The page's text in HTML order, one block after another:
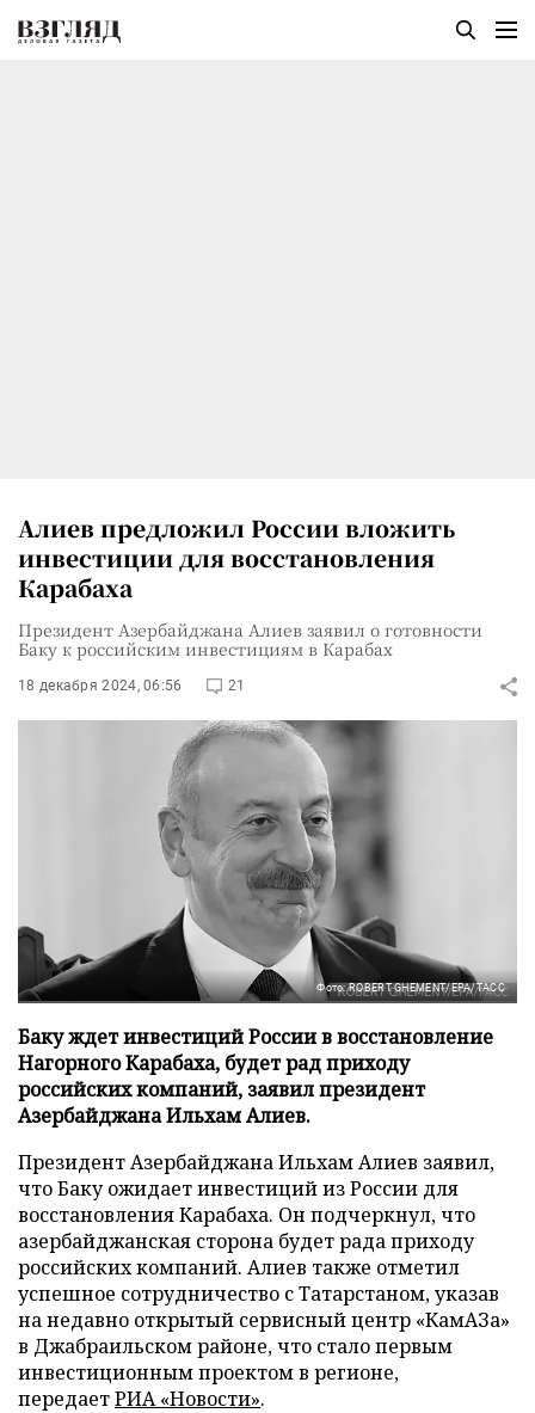
Алиев предложил России вложить
инвестиции для восстановления
Карабаха
Президент Азербайджана Алиев заявил о готовности
Баку к российским инвестициям в Карабах
18 декабря 2024, 06:56 21
Фото: ROBERT GHEMENT/EPA/ТАСС
Баку ждет инвестиций России в восстановление
Нагорного Карабаха, будет рад приходу
российских компаний, заявил президент
Азербайджана Ильхам Алиев.
Президент Азербайджана Ильхам Алиев заявил,
что Баку ожидает инвестиций из России для
восстановления Карабаха. Он подчеркнул, что
азербайджанская сторона будет рада приходу
российских компаний. Алиев также отметил
успешное сотрудничество с Татарстаном, указав
на недавно открытый сервисный центр «КамАЗа»
в Джабраильском районе, что стало первым
инвестиционным проектом в регионе,
передаетРИА «Новости».